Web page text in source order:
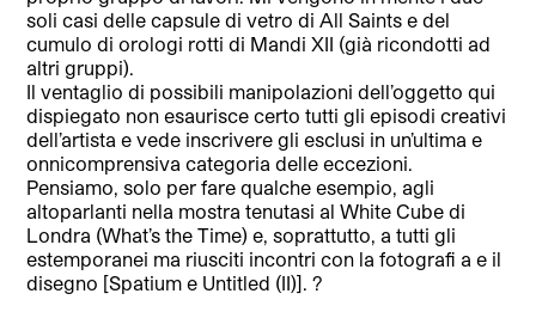
soli casi delle capsule di vetro di All Saints e del
cumulo di orologi rotti di Mandi XII (già ricondotti ad
altri gruppi).
Il ventaglio di possibili manipolazioni dell’oggetto qui
dispiegato non esaurisce certo tutti gli episodi creativi
dell’artista e vede inscrivere gli esclusi in un’ultima e
onnicomprensiva categoria delle eccezioni.
Pensiamo, solo per fare qualche esempio, agli
altoparlanti nella mostra tenutasi al White Cube di
Londra (What’s the Time) e, soprattutto, a tutti gli
estemporanei ma riusciti incontri con la fotografi a e il
disegno [Spatium e Untitled (II)]. ?